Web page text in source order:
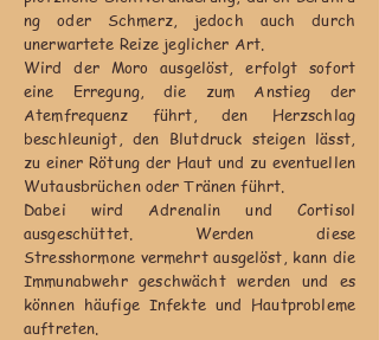
Wird der Moro ausgelöst, erfolgt sofort
eine Erregung, die zum Anstieg der
Atemfrequenz führt, den Herzschlag
beschleunigt, den Blutdruck steigen lässt,
zu einer Rötung der Haut und zu eventuellen
Wutausbrüchen oder Tränen führt.
Dabei wird Adrenalin und Cortisol
ausgeschüttet. Werden diese
Stresshormone vermehrt ausgelöst, kann die
Immunabwehr geschwächt werden und es
können häufige Infekte und Hautprobleme
auftreten.
ng oder Schmerz, jedoch auch durch
unerwartete Reize jeglicher Art.